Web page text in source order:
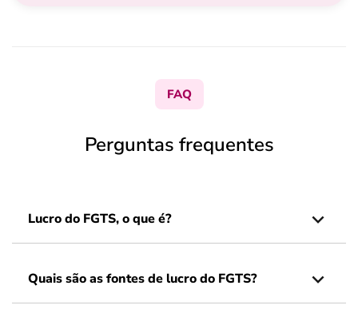
FAQ
Perguntas frequentes
Lucro do FGTS, o que é?
Quais são as fontes de lucro do FGTS?